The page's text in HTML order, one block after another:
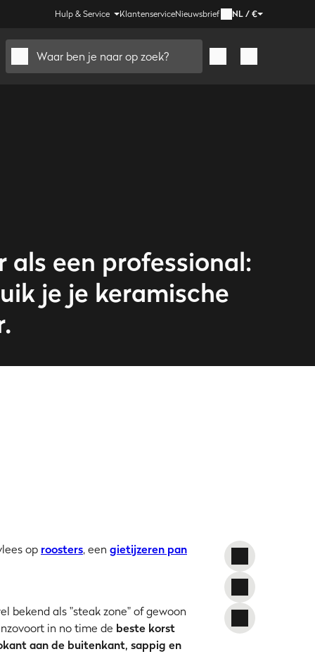
Hulp & Service KlantenserviceNieuwsbrief NL/€
Waar ben je naar op zoek?
als een professional:
je je keramische
op roosters, een gietijzeren pan
bekend als "steak zone" of gewoon
in no time de beste korst
aan de buitenkant, sappig en